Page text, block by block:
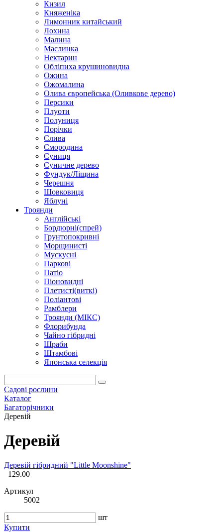
Кизил
Княженіка
Лимонник китайський
Лохина
Малина
Маслинка
Нектарин
Обліпиха крушиновидна
Ожина
Ожомалина
Олива європейська (Оливкове дерево)
Персики
Плуоти
Полуниця
Порічки
Слива
Смородина
Суниця
Суничне дерево
Фундук/Ліщина
Черешня
Шовковиця
Яблуні
Троянди
Англійські
Бордюрні(спрей)
Грунтопокривні
Морщинисті
Мускусні
Паркові
Патіо
Піоновидні
Плетисті(виткі)
Поліантові
Рамблери
Троянди (МІКС)
Флорибунда
Чайно гібридні
Шраби
Штамбові
Японська селекція
Садові рослини
Каталог
Багаторічники
Деревій
Деревій
Деревій гібридний "Little Moonshine"
129.00
Артикул
5002
шт
Купити